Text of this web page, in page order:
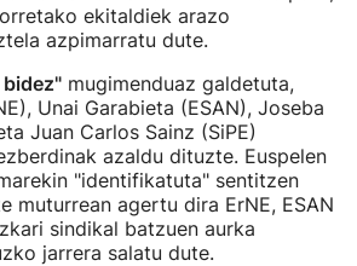
ekitaldiek arazo
azpimarratu dute.
mugimenduaz galdetuta,
Unai Garabieta (ESAN), Joseba
Juan Carlos Sainz (SiPE)
azaldu dituzte. Euspelen
"identifikatuta" sentitzen
muturrean agertu dira ErNE, ESAN
sindikal batzuen aurka
jarrera salatu dute.